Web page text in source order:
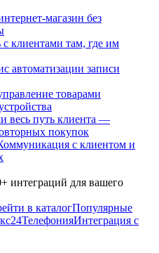
магазин без
клиентами там, где им
автоматизации записи
товарами
весь путь клиента —
покупок
с клиентом и
интеграций для вашего
в каталогПопулярные
ТелефонияИнтеграция с